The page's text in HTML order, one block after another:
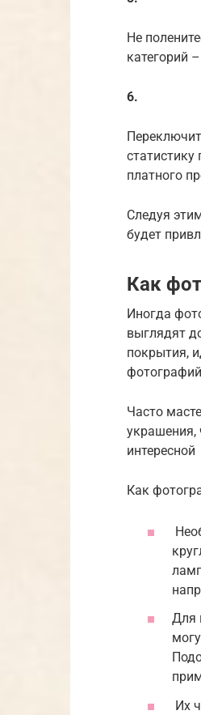
Не
категорий
6.
платного
Следуя
будет
Как
Иногда
выглядят
покрытия,
Часто
украшения,
интересной
Как
Для
Их